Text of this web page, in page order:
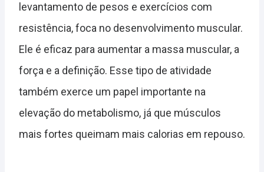
levantamento de pesos e exercícios com
resistência, foca no desenvolvimento muscular.
Ele é eficaz para aumentar a massa muscular, a
força e a definição. Esse tipo de atividade
também exerce um papel importante na
elevação do metabolismo, já que músculos
mais fortes queimam mais calorias em repouso.